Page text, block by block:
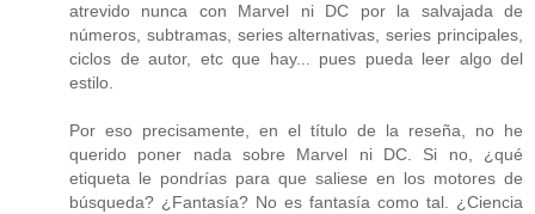
atrevido nunca con Marvel ni DC por la salvajada de
números, subtramas, series alternativas, series principales,
ciclos de autor, etc que hay... pues pueda leer algo del
estilo.
Por eso precisamente, en el título de la reseña, no he
querido poner nada sobre Marvel ni DC. Si no, ¿qué
etiqueta le pondrías para que saliese en los motores de
búsqueda? ¿Fantasía? No es fantasía como tal. ¿Ciencia